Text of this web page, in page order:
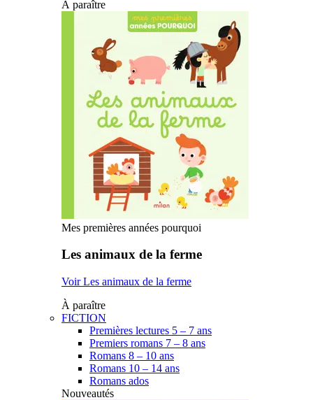
À paraître
Mes premières années pourquoi
Les animaux de la ferme
Voir Les animaux de la ferme
À paraître
FICTION
Premières lectures 5 – 7 ans
Premiers romans 7 – 8 ans
Romans 8 – 10 ans
Romans 10 – 14 ans
Romans ados
Nouveautés